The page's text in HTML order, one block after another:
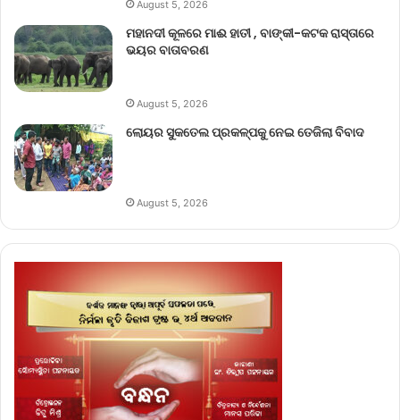
August 5, 2026
ମହାନଦୀ କୂଳରେ ମାଈ ହାତୀ , ବାଙ୍କୀ-କଟକ ରାସ୍ତାରେ
ଭୟର ବାତାବରଣ
August 5, 2026
ଲୋୟର ସୁକତେଲ ପ୍ରକଳ୍ପକୁ ନେଇ ତେଜିଲା ବିବାଦ
August 5, 2026